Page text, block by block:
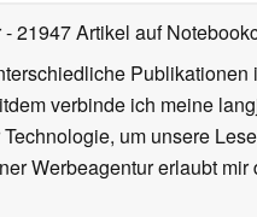
- 21947 Artikel auf
verbinde ich meine
um unsere
Werbeagentur erlaubt